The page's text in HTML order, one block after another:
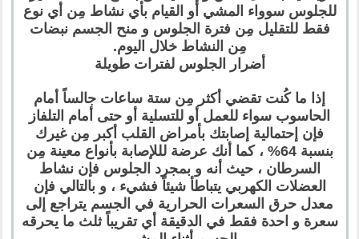
للجلوس سوواء المشي أو القيام بأي نشاط مِن أي نوع
فقط للتقليل مِن فترة الجلوس و منح الجسم نبضات
مِن النشاط خلال اليوم.
أضرار الجلوس لفترات طويلة
إذا ما كُنت تقضي أكثر مِن ستة ساعات جالساً أمام
الحاسوب سواء للعمل أو للتسلية أو حتى أمام التلفاز
فإن إحتمالية إصابتك بأمراض القلب أكبر مِن غيرك
بنسبة 64% ، كما أنك عرضة لللإصابة بأنواع معينة مِن
السرطان ، حيث أنه و بمجرد الجلوس فإن نشاط
العضلات الكهربي يتباطأ شيئاً فشيء ، و بالتالي فإن
معدل حرق السعرات الحرارية في الجسم يتراجع إلى
سعرة و احدة فقط في الدقيقة أي تقريباً ثلث ما يحرقه